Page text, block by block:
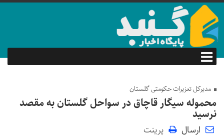
مدیرکل تعزیرات حکومتی گلستان
محموله سیگار قاچاق در سواحل گلستان به مقصد
نرسید
ارسال پرینت